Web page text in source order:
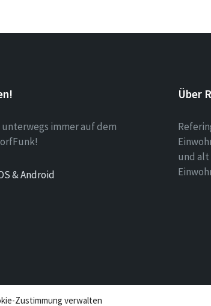
Zustimmung verwalten
immer auf dem
& Android
Über
und alt